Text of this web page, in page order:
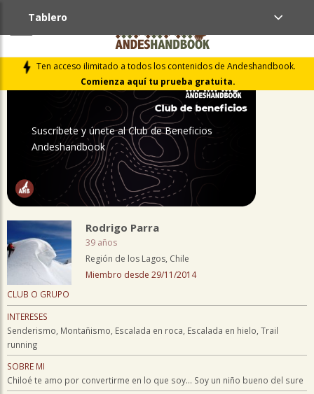
Ten acceso ilimitado a todos los contenidos de Andeshandbook.
Comienza aquí tu prueba gratuita.
Tablero
Suscríbete y únete al Club de Beneficios
Andeshandbook
Rodrigo Parra
39 años
Región de los Lagos, Chile
Miembro desde 29/11/2014
CLUB O GRUPO
INTERESES
Senderismo, Montañismo, Escalada en roca, Escalada en hielo, Trail
running
SOBRE MI
Chiloé te amo por convertirme en lo que soy... Soy un niño bueno del sure